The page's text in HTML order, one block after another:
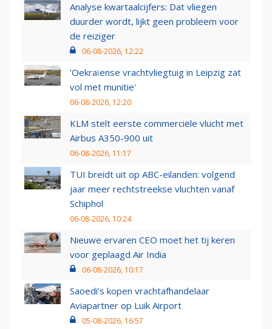
Analyse kwartaalcijfers: Dat vliegen
duurder wordt, lijkt geen probleem voor
de reiziger
06-08-2026, 12:22
'Oekraïense vrachtvliegtuig in Leipzig zat
vol met munitie'
06-08-2026, 12:20
KLM stelt eerste commerciële vlucht met
Airbus A350-900 uit
06-08-2026, 11:17
TUI breidt uit op ABC-eilanden: volgend
jaar meer rechtstreekse vluchten vanaf
Schiphol
06-08-2026, 10:24
Nieuwe ervaren CEO moet het tij keren
voor geplaagd Air India
06-08-2026, 10:17
Saoedi’s kopen vrachtafhandelaar
Aviapartner op Luik Airport
05-08-2026, 16:57